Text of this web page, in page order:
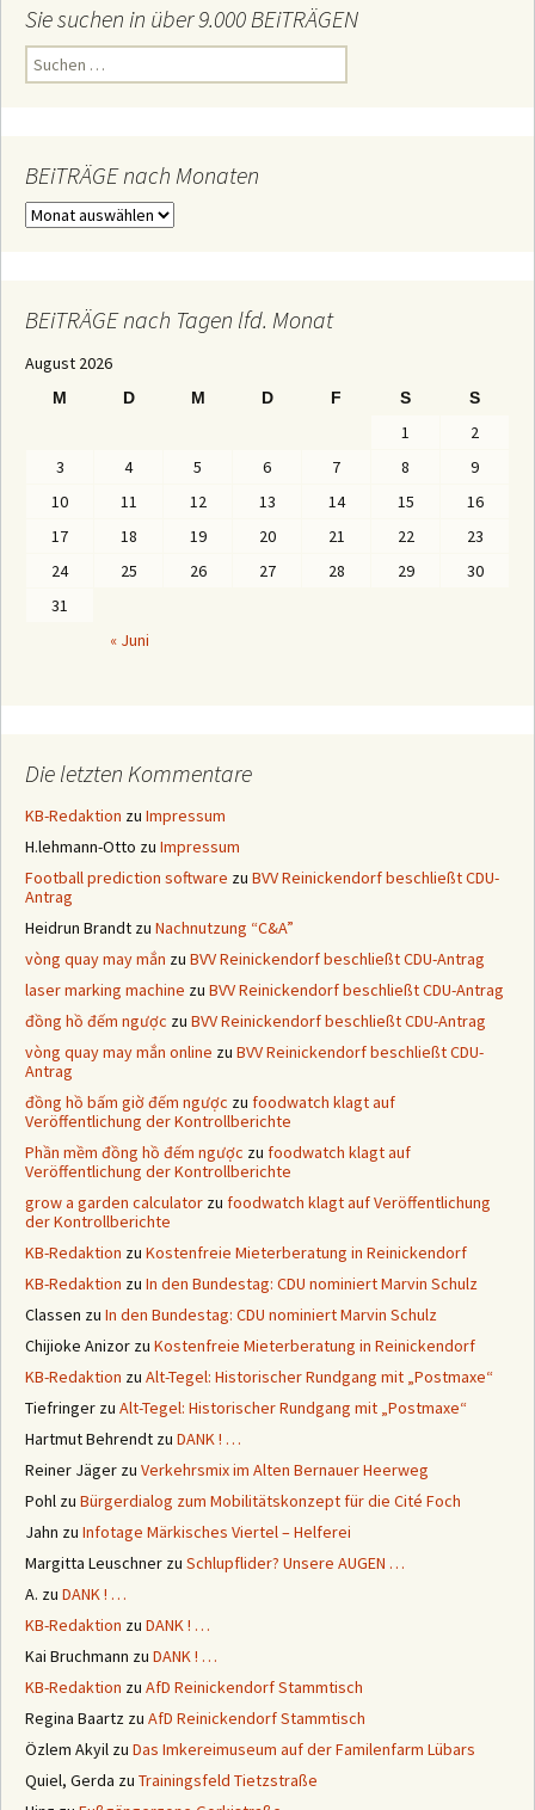
Sie suchen in über 9.000 BEiTRÄGEN
n
a
c
h
BEiTRÄGE nach Monaten
B
E
G
n
BEiTRÄGE nach Tagen lfd. Monat
August 2026
M D M D F S S
« Juni
1
2
3
4 5 6 7 8
9
10
11 12 13 14 15
16
17
18 19 20 21 22
23
24
25 26 27 28 29
30
31
Die letzten Kommentare
KB-Redaktion zu Impressum
H.lehmann-Otto zu Impressum
Football prediction software zu BVV Reinickendorf beschließt CDU-
Antrag
Heidrun Brandt zu Nachnutzung “C&A”
vòng quay may mắn zu BVV Reinickendorf beschließt CDU-Antrag
laser marking machine zu BVV Reinickendorf beschließt CDU-Antrag
đồng hồ đếm ngược zu BVV Reinickendorf beschließt CDU-Antrag
vòng quay may mắn online zu BVV Reinickendorf beschließt CDU-
Antrag
đồng hồ bấm giờ đếm ngược zu foodwatch klagt auf
Veröffentlichung der Kontrollberichte
Phần mềm đồng hồ đếm ngược zu foodwatch klagt auf
Veröffentlichung der Kontrollberichte
grow a garden calculator zu foodwatch klagt auf Veröffentlichung
der Kontrollberichte
KB-Redaktion zu Kostenfreie Mieterberatung in Reinickendorf
KB-Redaktion zu In den Bundestag: CDU nominiert Marvin Schulz
Classen zu In den Bundestag: CDU nominiert Marvin Schulz
Chijioke Anizor zu Kostenfreie Mieterberatung in Reinickendorf
KB-Redaktion zu Alt-Tegel: Historischer Rundgang mit „Postmaxe“
Tiefringer zu Alt-Tegel: Historischer Rundgang mit „Postmaxe“
Hartmut Behrendt zu DANK ! …
Reiner Jäger zu Verkehrsmix im Alten Bernauer Heerweg
Pohl zu Bürgerdialog zum Mobilitätskonzept für die Cité Foch
Jahn zu Infotage Märkisches Viertel – Helferei
Margitta Leuschner zu Schlupflider? Unsere AUGEN …
A. zu DANK ! …
KB-Redaktion zu DANK ! …
Kai Bruchmann zu DANK ! …
KB-Redaktion zu AfD Reinickendorf Stammtisch
Regina Baartz zu AfD Reinickendorf Stammtisch
Özlem Akyil zu Das Imkereimuseum auf der Familenfarm Lübars
Quiel, Gerda zu Trainingsfeld Tietzstraße